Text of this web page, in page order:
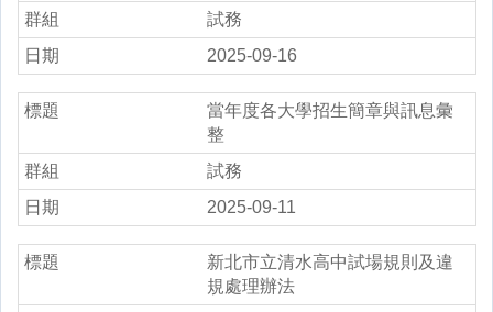
試務
2025-09-16
當年度各大學招生簡章與訊息彙
整
試務
2025-09-11
新北市立清水高中試場規則及違
規處理辦法